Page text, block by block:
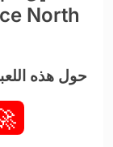
حول هذه